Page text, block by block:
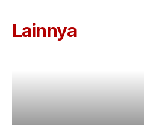
Lainnya